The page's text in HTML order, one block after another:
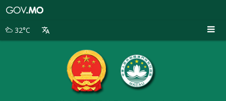
別
32°C